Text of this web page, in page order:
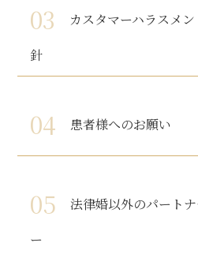
03
カスタマーハラスメ
針
04 患者様へのお願い
05
法律婚以外のパート
ー